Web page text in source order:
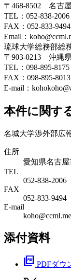
〒468-8502 名古
TEL：052-838-2006
FAX：052-833-9494
Email：
琉球大学総務部
〒903-0213 沖縄
TEL：098-895-8175
FAX：098-895-8013
E-mail：
本件に関す
名城大学渉外部広
住所
愛知県名古屋
TEL
052-838-2006
FAX
052-833-9494
E-mail
添付資料
picture_as_pdf PDFダウ